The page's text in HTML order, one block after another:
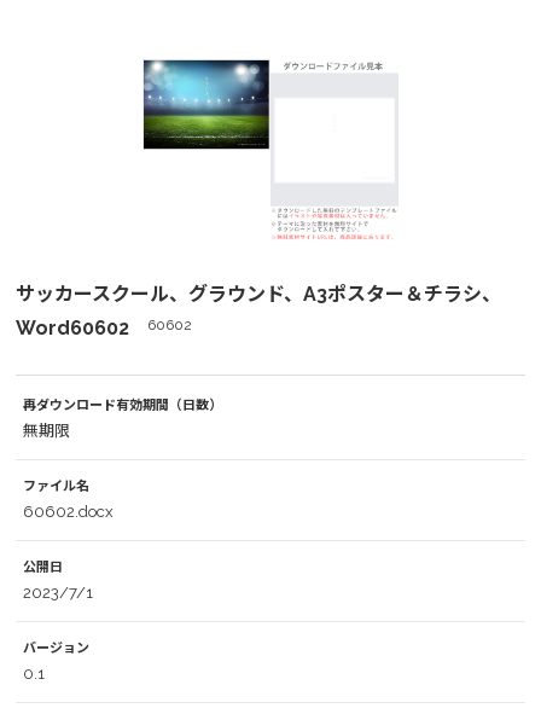
サッカースクール、グラウンド、A3ポスター＆チラシ、
Word60602
60602
再ダウンロード有効期間（日数）
無期限
ファイル名
60602.docx
公開日
2023/7/1
バージョン
0.1